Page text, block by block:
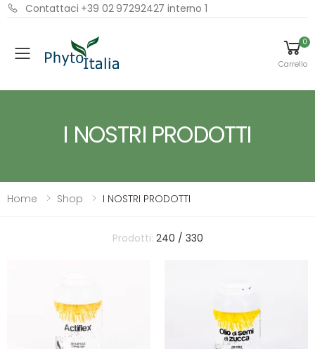
Contattaci +39 02 97292427 interno 1
Menu
0
Carrello
I NOSTRI PRODOTTI
Home Shop I NOSTRI PRODOTTI
Prodotti: 240 / 330